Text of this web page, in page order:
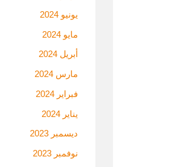
يونيو 2024
مايو 2024
أبريل 2024
مارس 2024
فبراير 2024
يناير 2024
ديسمبر 2023
نوفمبر 2023